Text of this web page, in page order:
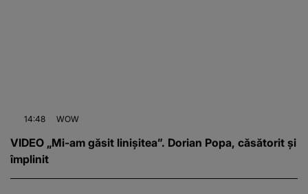
14:48 WOW
VIDEO „Mi-am găsit linișitea”. Dorian Popa, căsătorit și
împlinit